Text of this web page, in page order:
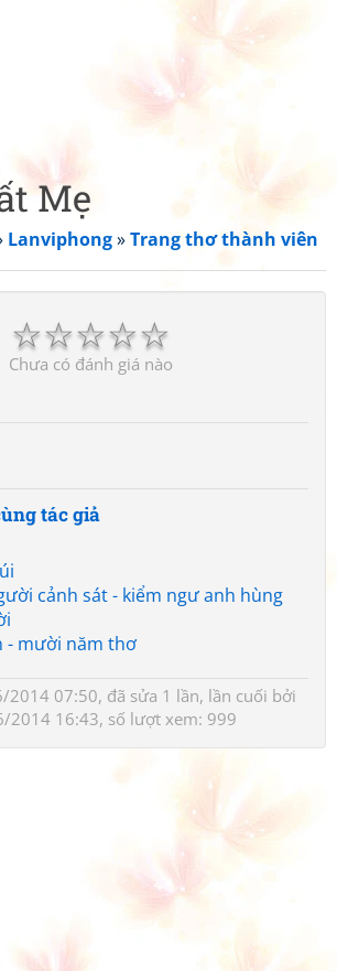
Mẹ
Lanviphong»Trang thơ thành viên
☆
☆
☆
☆
☆
Chưa có đánh giá nào
tác giả
cảnh sát - kiểm ngư anh hùng
- mười năm thơ
07:50, đã sửa 1 lần, lần cuối bởi
2014 16:43, số lượt xem: 999